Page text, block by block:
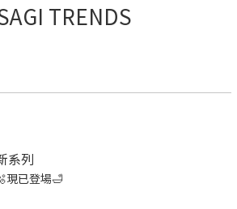
TRENDS
系列
現已登場🛁